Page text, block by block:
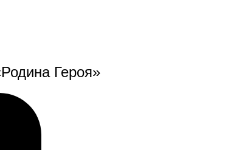
Героя»